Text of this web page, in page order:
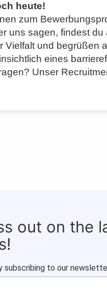
heute!
zum
uns sagen, findest du
Vielfalt und begrüßen
eines
Unser
out on the
subscribing to our